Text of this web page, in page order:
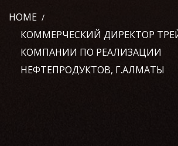
HOME
КОММЕРЧЕСКИЙ ДИРЕКТОР
КОМПАНИИ ПО РЕАЛИЗАЦИИ
НЕФТЕПРОДУКТОВ, Г.АЛМАТЫ